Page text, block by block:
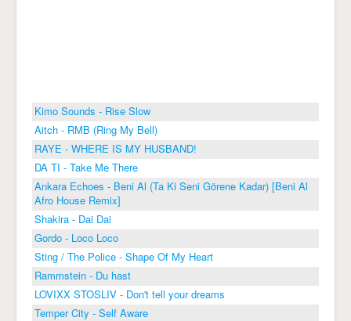
Kimo Sounds - Rise Slow
Aitch - RMB (Ring My Bell)
RAYE - WHERE IS MY HUSBAND!
DA TI - Take Me There
Ankara Echoes - Beni Al (Ta Ki Seni Görene Kadar) [Beni Al
Afro House Remix]
Shakira - Dai Dai
Gordo - Loco Loco
Sting / The Police - Shape Of My Heart
Rammstein - Du hast
LOVIXX STOSLIV - Don't tell your dreams
Temper City - Self Aware